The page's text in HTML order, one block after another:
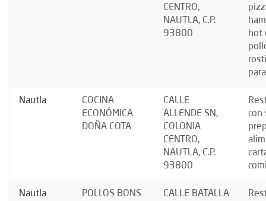
CENTRO,
NAUTLA, C.P.
93800
hot
Nautla
COCINA
ECONÓMICA
DOÑA COTA
CALLE
ALLENDE SN,
COLONIA
CENTRO,
NAUTLA, C.P.
93800
con
Nautla POLLOS BONS
CALLE BATALLA